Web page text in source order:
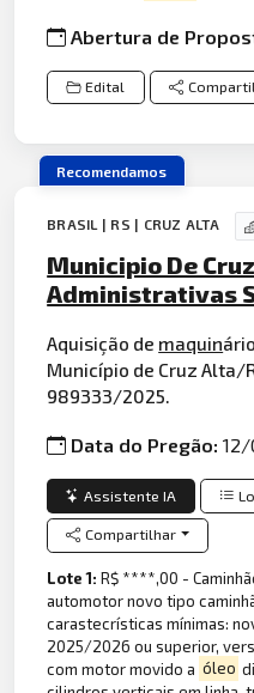
Abertura de
Edital
Recomendamos
BRASIL | RS | CRUZ ALTA
Municipio De
Administrativas
Aquisição de maquin
Município de Cruz Alta/
989333/2025.
Data do Pregão:
Assistente IA
Compartilhar
Lote 1:R$ ****,00 -
automotor novo tipo
carastecrísticas mínimas:
2025/2026 ou superior,
com motor movido a óleo